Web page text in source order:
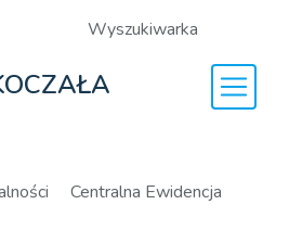
Wyszukiwarka
Centralna Ewidencja